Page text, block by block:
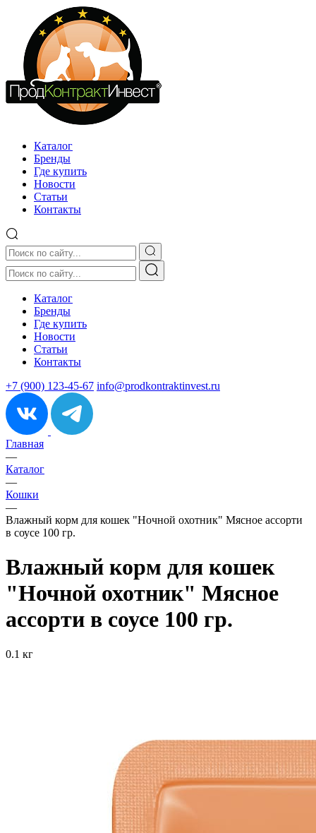
Каталог
Бренды
Где купить
Новости
Статьи
Контакты
Каталог
Бренды
Где купить
Новости
Статьи
Контакты
+7 (900) 123-45-67 info@prodkontraktinvest.ru
Главная
—
Каталог
—
Кошки
—
Влажный корм для кошек "Ночной охотник" Мясное ассорти
в соусе 100 гр.
Влажный корм для кошек
"Ночной охотник" Мясное
ассорти в соусе 100 гр.
0.1 кг